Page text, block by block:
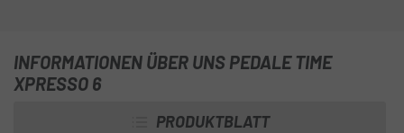
INFORMATIONEN ÜBER UNS PEDALE TIME
XPRESSO 6
PRODUKTBLATT